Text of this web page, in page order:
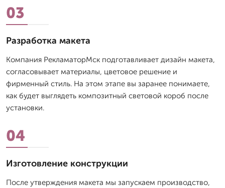
03
Разработка макета
Компания РекламаторМск подготавливает дизайн макета,
согласовывает материалы, цветовое решение и
фирменный стиль. На этом этапе вы заранее понимаете,
как будет выглядеть композитный световой короб после
установки.
04
Изготовление конструкции
После утверждения макета мы запускаем производство,